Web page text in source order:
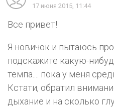
17 июня 2015, 11:44
Все привет!
Я новичок и пытаюсь
подскажите какую-
темпа.... пока у меня
Кстати, обратил
дыхание и на сколько